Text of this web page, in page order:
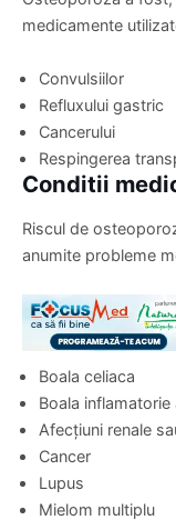
medicamente
Convulsiilor
Refluxului gastric
Cancerului
Respingerea
Conditii
Riscul de
anumite probleme
Boala celiaca
Boala inflamatorie
Afecțiuni renale
Cancer
Lupus
Mielom multiplu